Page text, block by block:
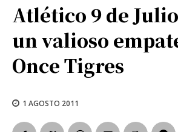
Atlético 9 de
un valioso
Once Tigres
1 AGOSTO 2011